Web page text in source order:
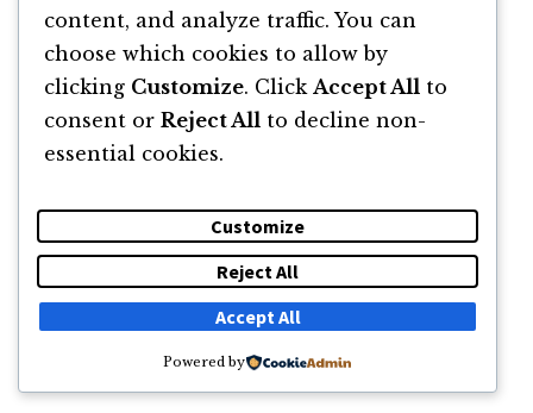
Știu De Ce Cântă Pasărea în Colivie de
Maya Angelou
By Maya Angelou
DESPRE NEWSLETTER CĂUTARE CONTACT
© 2011 -2026 TOATE DREPTURILE REZERVATE FLORIN ROȘOGA
content, and analyze traffic. You can
choose which cookies to allow by
clicking Customize. Click Accept All to
consent or Reject All to decline non-
essential cookies.
Customize
Reject All
Accept All
Powered by